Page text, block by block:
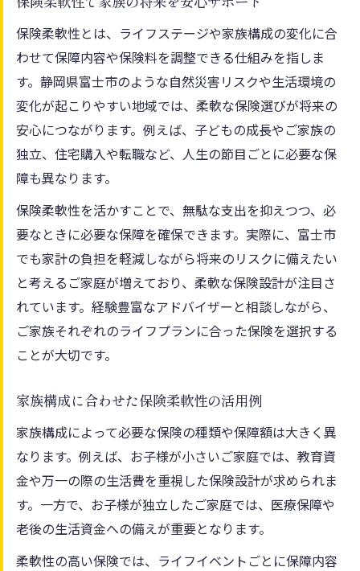
保険柔軟性とは、ライフステージや家族構成の変化に合
わせて保障内容や保険料を調整できる仕組みを指しま
す。静岡県富士市のような自然災害リスクや生活環境の
変化が起こりやすい地域では、柔軟な保険選びが将来の
安心につながります。例えば、子どもの成長やご家族の
独立、住宅購入や転職など、人生の節目ごとに必要な保
障も異なります。
保険柔軟性を活かすことで、無駄な支出を抑えつつ、必
要なときに必要な保障を確保できます。実際に、富士市
でも家計の負担を軽減しながら将来のリスクに備えたい
と考えるご家庭が増えており、柔軟な保険設計が注目さ
れています。経験豊富なアドバイザーと相談しながら、
ご家族それぞれのライフプランに合った保険を選択する
ことが大切です。
家族構成に合わせた保険柔軟性の活用例
家族構成によって必要な保険の種類や保障額は大きく異
なります。例えば、お子様が小さいご家庭では、教育資
金や万一の際の生活費を重視した保険設計が求められま
す。一方で、お子様が独立したご家庭では、医療保障や
老後の生活資金への備えが重要となります。
柔軟性の高い保険では、ライフイベントごとに保障内容